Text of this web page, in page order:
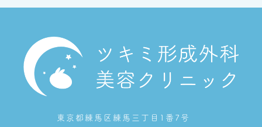
東京都練馬区練馬三丁目1番7号